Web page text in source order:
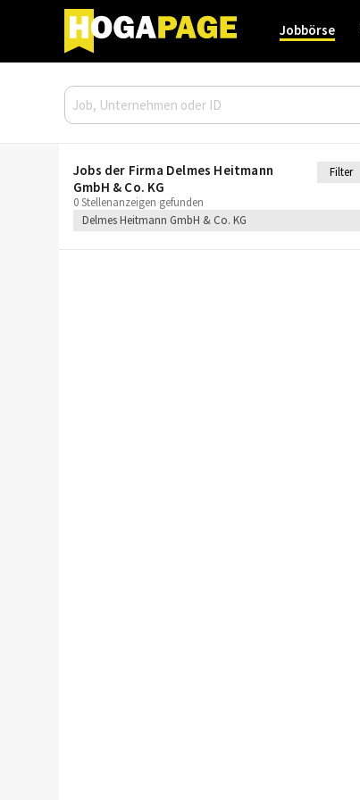
Jobbörse
Jobs der Firma Delmes Heitmann
GmbH & Co. KG
Filter
0 Stellenanzeigen gefunden
Delmes Heitmann GmbH & Co. KG